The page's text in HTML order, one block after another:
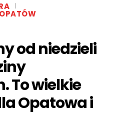
OPATÓW
od niedzieli
To wielkie
Opatowa i